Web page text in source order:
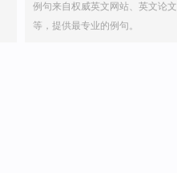
例句来自权威英文网站、英文论文
等，提供最专业的例句。